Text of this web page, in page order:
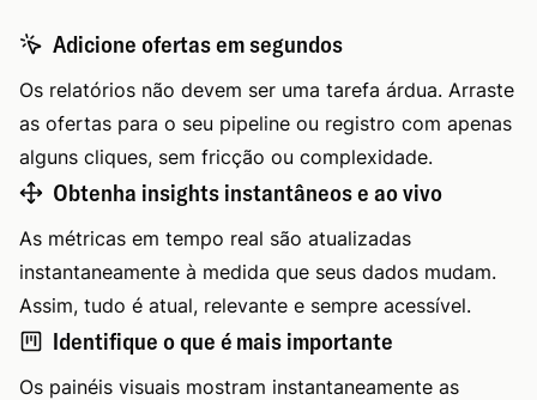
Adicione ofertas em segundos
Os relatórios não devem ser uma tarefa árdua. Arraste
as ofertas para o seu pipeline ou registro com apenas
alguns cliques, sem fricção ou complexidade.
Obtenha insights instantâneos e ao vivo
As métricas em tempo real são atualizadas
instantaneamente à medida que seus dados mudam.
Assim, tudo é atual, relevante e sempre acessível.
Identifique o que é mais importante
Os painéis visuais mostram instantaneamente as